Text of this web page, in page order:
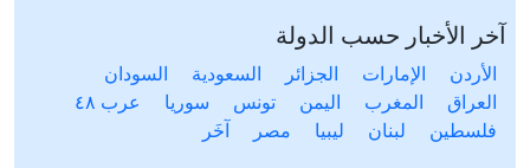
آخر الأخبار حسب الدولة
الأردن الإمارات الجزائر السعودية
السودان
العراق
المغرب اليمن تونس سوريا
عرب ٤٨
فلسطين
لبنان ليبيا مصر آخَر